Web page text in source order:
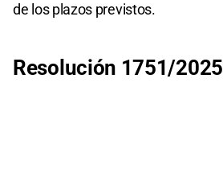
de los plazos previstos.
Resolución 1751/2025